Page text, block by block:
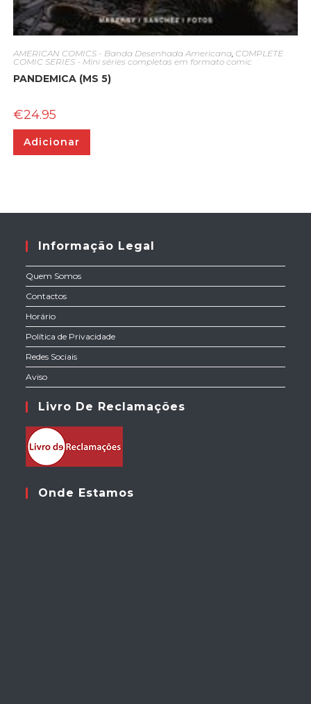
AMERICAN COMICS - Banda Desenhada Americana, COMPLETE
COMIC SERIES - Mini séries completas em formato comic
PANDEMICA (MS 5)
€24.95
Adicionar
Informação Legal
Quem Somos
Contactos
Horário
Política de Privacidade
Redes Sociais
Aviso
Livro De Reclamações
Onde Estamos